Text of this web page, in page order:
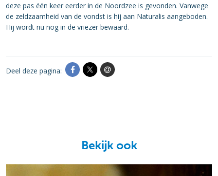
deze pas één keer eerder in de Noordzee is gevonden. Vanwege
de zeldzaamheid van de vondst is hij aan Naturalis aangeboden.
Hij wordt nu nog in de vriezer bewaard.
Deel deze pagina:
Bekijk ook